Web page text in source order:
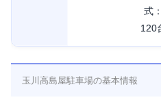
式：
120
玉川高島屋駐車場の基本情報